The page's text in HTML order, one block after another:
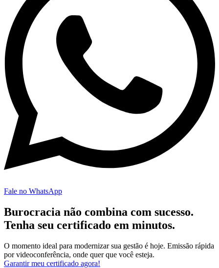
Fale no WhatsApp
Burocracia não combina com sucesso.
Tenha seu certificado em minutos.
O momento ideal para modernizar sua gestão é hoje. Emissão rápida
por videoconferência, onde quer que você esteja.
Garantir meu certificado agora!